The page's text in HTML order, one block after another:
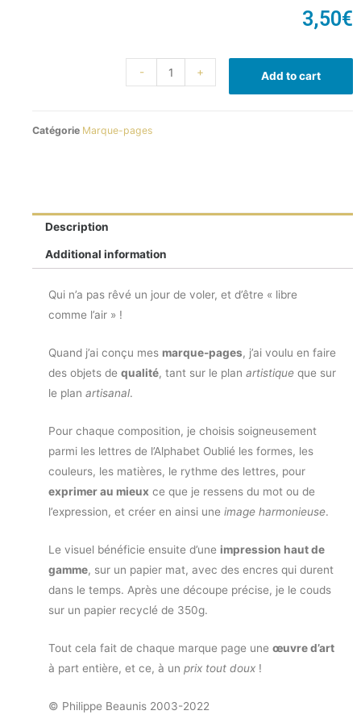
3,50€
- + Add to cart
Catégorie Marque-pages
Description
Additional information
Qui n’a pas rêvé un jour de voler, et d’être « libre
comme l’air » !
Quand j’ai conçu mes marque-pages, j’ai voulu en faire
des objets de qualité, tant sur le plan artistique que sur
le plan artisanal.
Pour chaque composition, je choisis soigneusement
parmi les lettres de l’Alphabet Oublié les formes, les
couleurs, les matières, le rythme des lettres, pour
exprimer au mieux ce que je ressens du mot ou de
l’expression, et créer en ainsi une image harmonieuse.
Le visuel bénéficie ensuite d’une impression haut de
gamme, sur un papier mat, avec des encres qui durent
dans le temps. Après une découpe précise, je le couds
sur un papier recyclé de 350g.
Tout cela fait de chaque marque page une œuvre d’art
à part entière, et ce, à un prix tout doux !
© Philippe Beaunis 2003-2022